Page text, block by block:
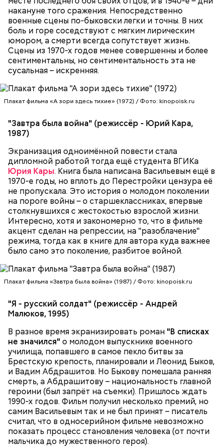
накануне того сражения. Непосредственно
военные сцены по-быковски легки и точны. В них
боль и горе соседствуют с мягким лирическим
юмором, а смерти всегда сопутствует жизнь.
Сцены из 1970-х годов менее совершенны и более
сентиментальны, но сентиментальность эта не
сусальная – искренняя.
Плакат фильма «А зори здесь тихие» (1972) / Фото: kinopoisk.ru
"Завтра была война" (режиссёр - Юрий Кара,
1987)
Экранизация одноимённой повести стала
дипломной работой тогда ещё студента ВГИКа
Юрия Кары. Книга была написана Васильевым ещё в
1970-е годы, но вплоть до Перестройки цензура её
не пропускала. Это история о молодом поколении
на пороге войны – о старшеклассниках, впервые
столкнувшихся с жестокостью взрослой жизни.
Интересно, хотя и закономерно то, что в фильме
акцент сделан на репрессии, на "разоблачение"
режима, тогда как в книге для автора куда важнее
было само это поколение, разбитое войной.
Плакат фильма «Завтра была война» (1987) / Фото: kinopoisk.ru
"Я - русский солдат" (режиссёр - Андрей
Малюков, 1995)
В разное время экранизировать роман "В списках
не значился" о молодом выпускнике военного
училища, попавшего в самое пекло битвы за
Брестскую крепость, планировали и Леонид Быков,
и Вадим Абдрашитов. Но Быкову помешала ранняя
смерть, а Абдрашитову – национальность главной
героини (был запрёт на съемки). Пришлось ждать
1990-х годов. Фильм получил несколько премий, но
самим Васильевым так и не был принят – писатель
считал, что в односерийном фильме невозможно
показать процесс становления человека (от почти
мальчика до мужественного героя).